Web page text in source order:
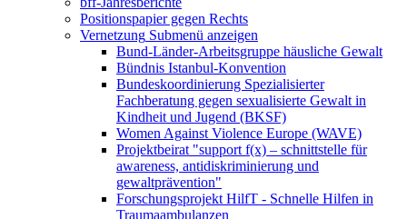
Positionspapier gegen Rechts
Vernetzung Submenü anzeigen
Bund-Länder-Arbeitsgruppe häusliche Gewalt
Bündnis Istanbul-Konvention
Bundeskoordinierung Spezialisierter
Fachberatung gegen sexualisierte Gewalt in
Kindheit und Jugend (BKSF)
Women Against Violence Europe (WAVE)
Projektbeirat "support f(x) – schnittstelle für
awareness, antidiskriminierung und
gewaltprävention"
Forschungsprojekt HilfT - Schnelle Hilfen in
Traumaambulanzen